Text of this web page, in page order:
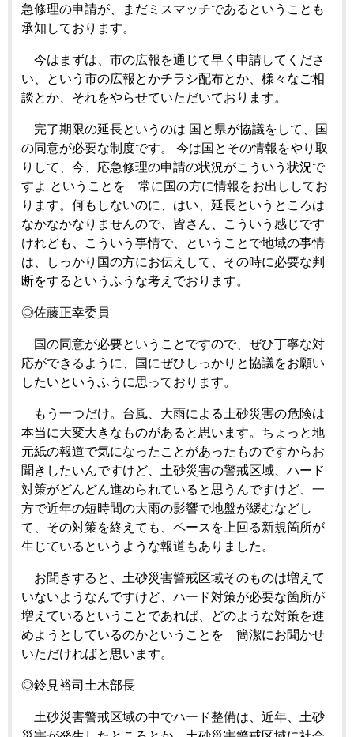
急修理の申請が、まだミスマッチであるということも
承知しております。
今はまずは、市の広報を通じて早く申請してくださ
い、という市の広報とかチラシ配布とか、様々なご相
談とか、それをやらせていただいております。
完了期限の延長というのは 国と県が協議をして、国
の同意が必要な制度です。 今は国とその情報をやり取
りして、今、応急修理の申請の状況がこういう状況で
すよ ということを 常に国の方に情報をお出ししてお
ります。何もしないのに、はい、延長というところは
なかなかなりませんので、皆さん、こういう感じです
けれども、こういう事情で、ということで地域の事情
は、しっかり国の方にお伝えして、その時に必要な判
断をするというふうな考えでおります。
◎佐藤正幸委員
国の同意が必要ということですので、ぜひ丁寧な対
応ができるように、国にぜひしっかりと協議をお願い
したいというふうに思っております。
もう一つだけ。台風、大雨による土砂災害の危険は
本当に大変大きなものがあると思います。ちょっと地
元紙の報道で気になったことがあったものですからお
聞きしたいんですけど、土砂災害の警戒区域、ハード
対策がどんどん進められていると思うんですけど、一
方で近年の短時間の大雨の影響で地盤が緩むなどし
て、その対策を終えても、ペースを上回る新規箇所が
生じているというような報道もありました。
お聞きすると、土砂災害警戒区域そのものは増えて
いないようなんですけど、ハード対策が必要な箇所が
増えているということであれば、どのような対策を進
めようとしているのかということを 簡潔にお聞かせ
いただければと思います。
◎鈴見裕司土木部長
土砂災害警戒区域の中でハード整備は、近年、土砂